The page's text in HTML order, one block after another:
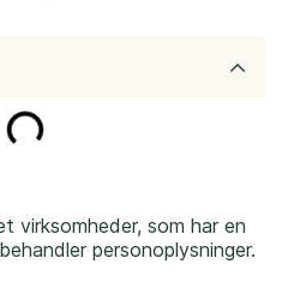
virksomheder, som har en
personoplysninger.